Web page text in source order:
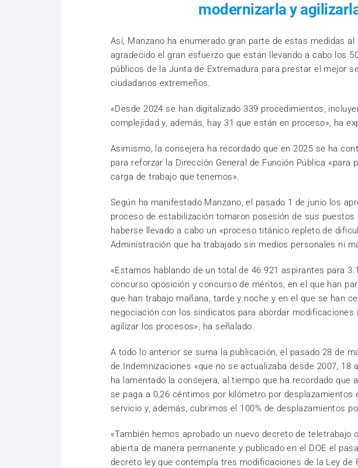
modernizarla y
Así, Manzano ha enumerado gran parte de estas medidas al
agradecido el gran esfuerzo que están llevando a cabo los
públicos de la Junta de Extremadura para prestar el mejor
ciudadanos extremeños.
«Desde 2024 se han digitalizado 339 procedimientos,
complejidad y, además, hay 31 que están en proceso», ha
Asimismo, la consejera ha recordado que en 2025 se ha
para reforzar la Dirección General de Función Pública «para
carga de trabajo que tenemos».
Según ha manifestado Manzano, el pasado 1 de junio los
proceso de estabilización tomaron posesión de sus puestos
haberse llevado a cabo un «proceso titánico repleto de
Administración que ha trabajado sin medios personales ni
«Estamos hablando de un total de 46.921 aspirantes para
concurso oposición y concurso de méritos, en el que han
que han trabajo mañana, tarde y noche y en el que se han
negociación con los sindicatos para abordar modificaciones
agilizar los procesos», ha señalado.
A todo lo anterior se suma la publicación, el pasado 28 de
de Indemnizaciones «que no se actualizaba desde 2007, 18
ha lamentado la consejera, al tiempo que ha recordado que
se paga a 0,26 céntimos por kilómetro por desplazamientos
servicio y, además, cubrimos el 100% de desplazamientos
«También hemos aprobado un nuevo decreto de teletrabajo
abierta de manera permanente y publicado en el DOE el
decreto ley que contempla tres modificaciones de la Ley de